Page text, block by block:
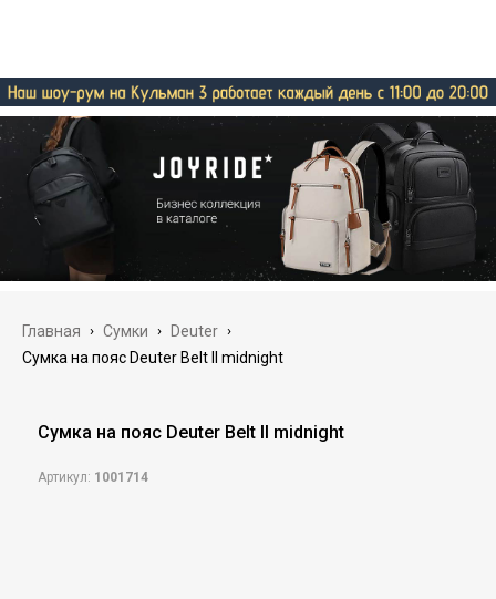
Главная › Сумки › Deuter ›
Сумка на пояс Deuter Belt II midnight
Сумка на пояс Deuter Belt II midnight
Артикул: 1001714